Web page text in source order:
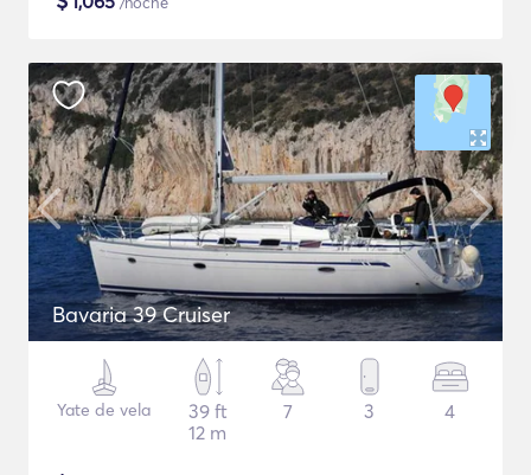
Bavaria 39 Cruiser
Yate de vela
39 ft
12 m
7 3 4